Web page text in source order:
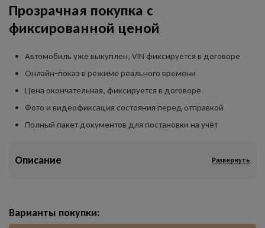
Прозрачная покупка с
фиксированной ценой
Автомобиль уже выкуплен, VIN фиксируется в договоре
Онлайн-показ в режиме реального времени
Цена окончательная, фиксируется в договоре
Фото и видеофиксация состояния перед отправкой
Полный пакет документов для постановки на учёт
Описание Развернуть
Варианты покупки: